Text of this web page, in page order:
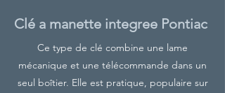
Clé a manette integree Pontiac
Ce type de clé combine une lame
mécanique et une télécommande dans un
seul boîtier. Elle est pratique, populaire sur